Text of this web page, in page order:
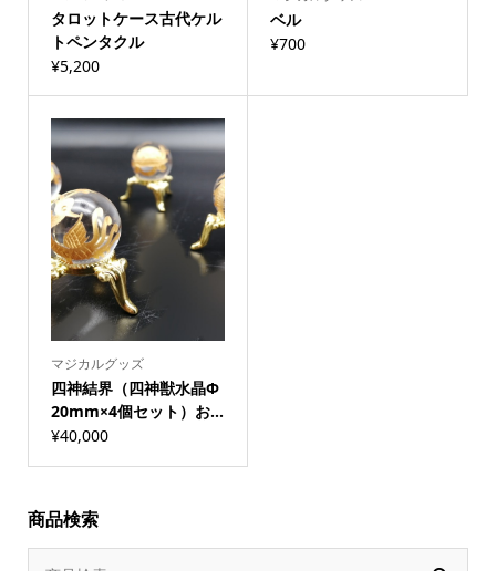
タロットケース古代ケル
トペンタクル
¥5,200
ベル
¥700
マジカルグッズ
四神結界（四神獣水晶Φ
20mm×4個セット）お...
¥40,000
商品検索